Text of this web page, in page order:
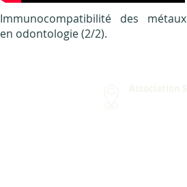
Immunocompatibilité des métaux
en odontologie (2/2).